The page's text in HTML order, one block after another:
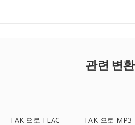
관련 변환
TAK 으로 FLAC TAK 으로 MP3